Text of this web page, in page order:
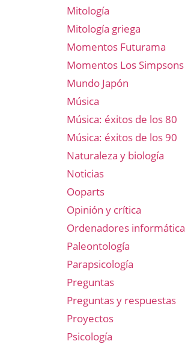
Mitología
Mitología griega
Momentos Futurama
Momentos Los Simpsons
Mundo Japón
Música
Música: éxitos de los 80
Música: éxitos de los 90
Naturaleza y biología
Noticias
Ooparts
Opinión y crítica
Ordenadores informática
Paleontología
Parapsicología
Preguntas
Preguntas y respuestas
Proyectos
Psicología